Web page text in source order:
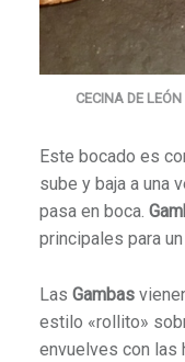
CECINA DE
Este bocado es
sube y baja a una
pasa en boca.
principales para
Las Gambas
estilo «rollito»
envuelves con las